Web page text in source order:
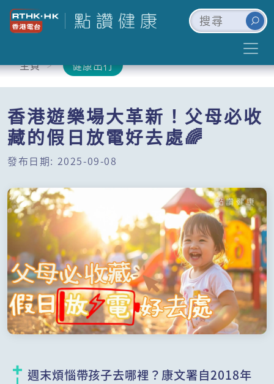
主頁 健康出行
香港遊樂場大革新！父母必收
藏的假日放電好去處🌈
發布日期: 2025-09-08
週末煩惱帶孩子去哪裡？康文署自2018年